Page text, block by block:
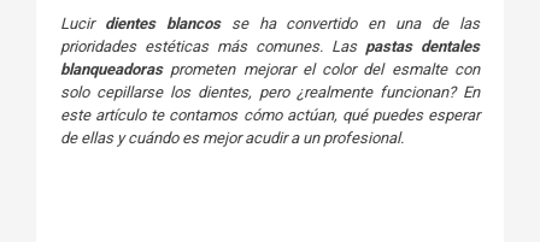
Lucir dientes blancosse ha convertido en una de las
prioridades estéticas más comunes. Las pastas dentales
blanqueadorasprometen mejorar el color del esmalte con
solo cepillarse los dientes, pero ¿realmente funcionan? En
este artículo te contamos cómo actúan, qué puedes esperar
de ellas y cuándo es mejor acudir a un profesional.